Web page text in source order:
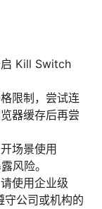
启 Kill Switch
限制，尝试连
器缓存后再尝
场景使用
风险。
使用企业级
守公司或机构的